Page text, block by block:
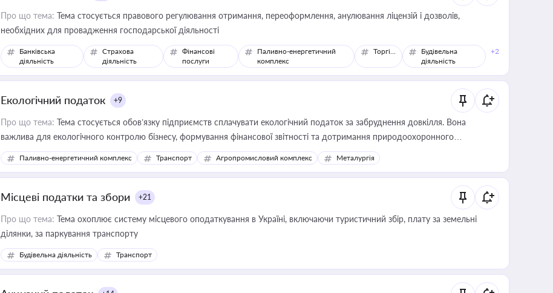
Про що тема: Тема стосується правового регулювання отримання, переоформлення, анулювання ліцензій і дозволів,
необхідних для провадження господарської діяльності
Банківська
діяльність
Страхова
діяльність
Фінансові
послуги
Паливно-енергетичний
комплекс
Торгівля
Будівельна
діяльність
+2
Екологічний податок +9
Про що тема: Тема стосується обов’язку підприємств сплачувати екологічний податок за забруднення довкілля. Вона
важлива для екологічного контролю бізнесу, формування фінансової звітності та дотримання природоохоронного
законодавства
Паливно-енергетичний комплекс Транспорт Агропромисловий комплекс Металургія
Місцеві податки та збори +21
Про що тема: Тема охоплює систему місцевого оподаткування в Україні, включаючи туристичний збір, плату за земельні
ділянки, за паркування транспорту
Будівельна діяльність Транспорт